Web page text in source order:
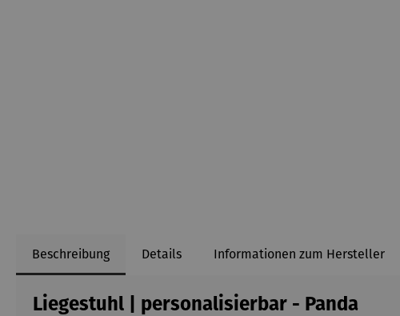
Beschreibung Details Informationen zum Hersteller
Liegestuhl | personalisierbar - Panda